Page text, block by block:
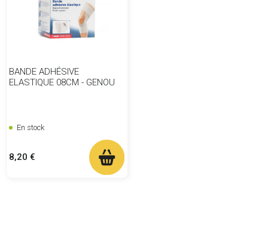
BANDE ADHÉSIVE
ELASTIQUE 08CM - GENOU
En stock
Prix
8,20 €